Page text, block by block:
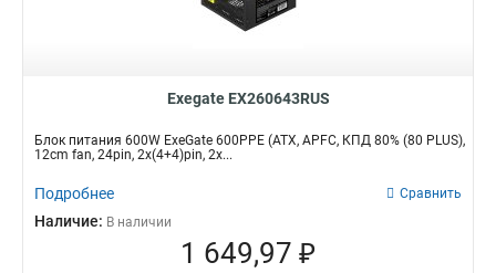
Exegate EX260643RUS
Блок питания 600W ExeGate 600PPE (ATX, APFC, КПД 80% (80 PLUS),
12cm fan, 24pin, 2x(4+4)pin, 2x...
Подробнее Сравнить
Наличие: В наличии
1 649,97 ₽